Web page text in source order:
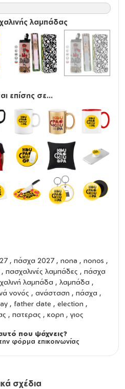
600ml. Απολαύστε το
στιγμή στο μοναδικό
τη θερμοκρασία για
από
για ζεστά και κρύα
stainless steel
τοξικό
ΝΑΙ
τον καθημερινό καθαρισμό,
αραιωμένο σε ζεστό
και άδειο για την
στο πλυντήριο πιάτων,
μικροκυμάτων, Μην
θερμός με καπάκι που
(στόμιο ή κουμπί),
προστασία από διαρροές
να παρουσιαστούν
λαμπάδας
επίσης σε...
, πάσχα 2027 , nona , nonos ,
, πασχαλινές λαμπάδες , πάσχα
λαμπάδα , λαμπάδα ,
νονός , ανάσταση , πάσχα ,
, father date , election ,
, πατερας , κορη , γιος
που ψάχνεις?
φόρμα επικοινωνίας
σχέδια